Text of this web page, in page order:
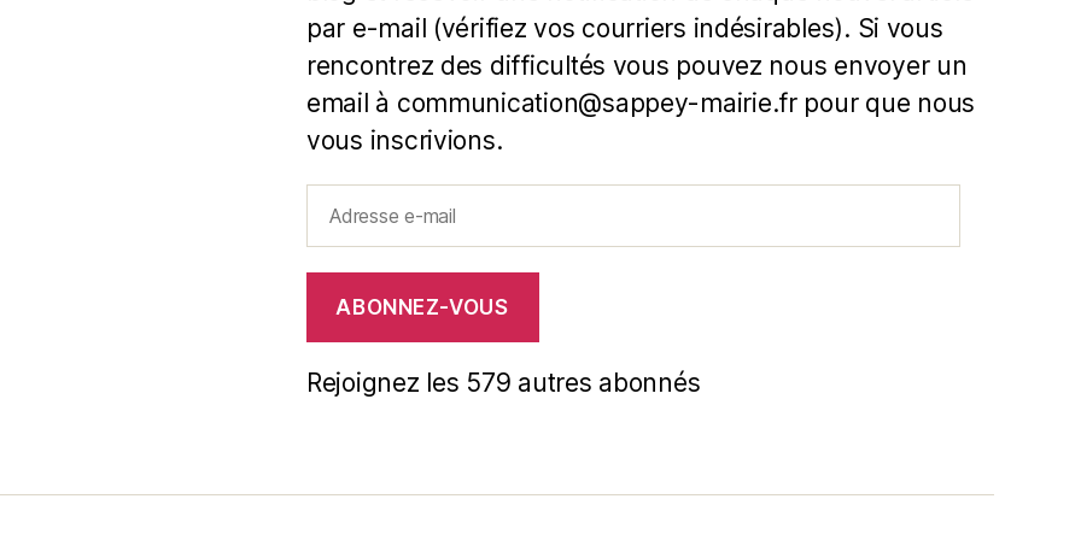
par e-mail (vérifiez vos courriers indésirables). Si vous
rencontrez des difficultés vous pouvez nous envoyer un
email à communication@sappey-mairie.fr pour que nous
vous inscrivions.
mail
ABONNEZ-VOUS
Rejoignez les 579 autres abonnés